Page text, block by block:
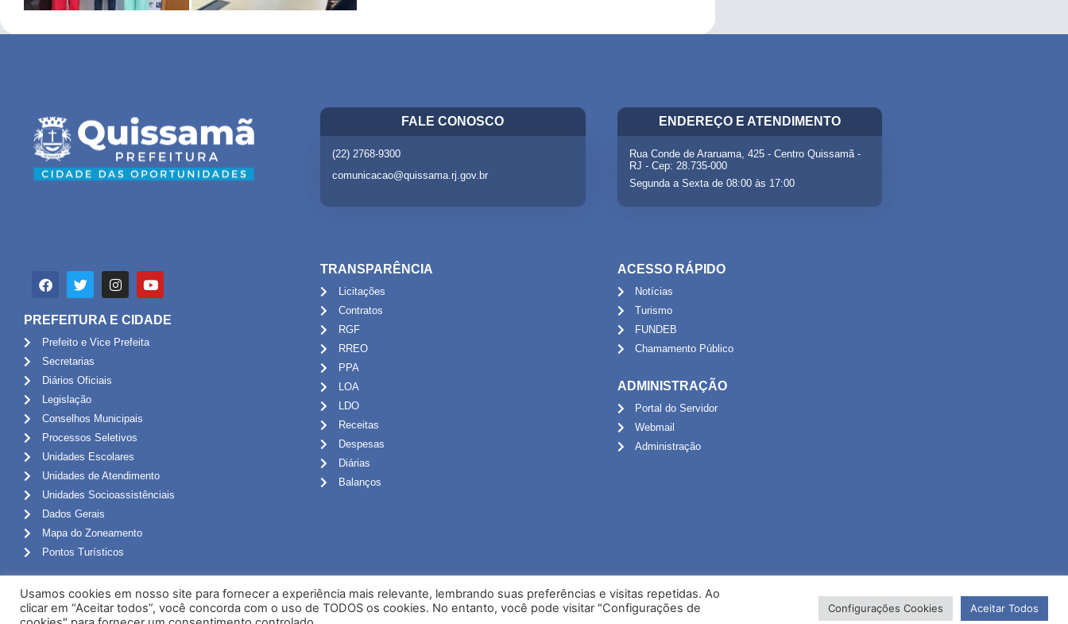
FALE CONOSCO
(22) 2768-9300
comunicacao@quissama.rj.gov.br
ENDEREÇO E ATENDIMENTO
Rua Conde de Araruama, 425 - Centro Quissamã -
RJ - Cep: 28.735-000
Segunda a Sexta de 08:00 às 17:00
PREFEITURA E CIDADE
Prefeito e Vice Prefeita
Secretarias
Diários Oficiais
Legislação
Conselhos Municipais
Processos Seletivos
Unidades Escolares
Unidades de Atendimento
Unidades Socioassistênciais
Dados Gerais
Mapa do Zoneamento
Pontos Turísticos
TRANSPARÊNCIA
Licitações
Contratos
RGF
RREO
PPA
LOA
LDO
Receitas
Despesas
Diárias
Balanços
ACESSO RÁPIDO
Notícias
Turismo
FUNDEB
Chamamento Público
ADMINISTRAÇÃO
Portal do Servidor
Webmail
Administração
Usamos cookies em nosso site para fornecer a experiência mais relevante, lembrando suas preferências e visitas repetidas. Ao
clicar em “Aceitar todos”, você concorda com o uso de TODOS os cookies. No entanto, você pode visitar "Configurações de
Configurações Cookies Aceitar Todos